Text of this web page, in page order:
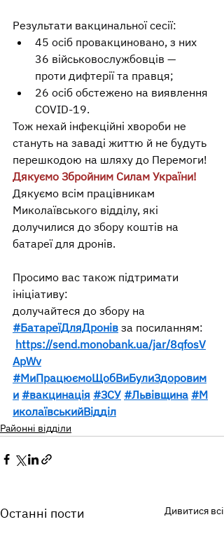
Результати вакцинальної сесії:
45 осіб провакциновано, з них
36 військовослужбовців —
проти дифтерії та правця;
26 осіб обстежено на виявлення
COVID-19.
Тож нехай інфекційні хвороби не
стануть на заваді життю й не будуть
перешкодою на шляху до Перемоги!
Дякуємо Збройним Силам України!
Дякуємо всім працівникам
Миколаївського відділу, які
долучилися до збору коштів на
батареї для дронів.
Просимо вас також підтримати
ініціативу:
долучайтеся до збору на
#БатареїДляДронів за посиланням:
https://send.monobank.ua/jar/8qfosV
ApWv
#МиПрацюємоЩобВиБулиЗдоровим
и #вакцинація #ЗСУ #Львівщина #М
иколаївськийВідділ
Районні відділи
Останні пости Дивитися всі